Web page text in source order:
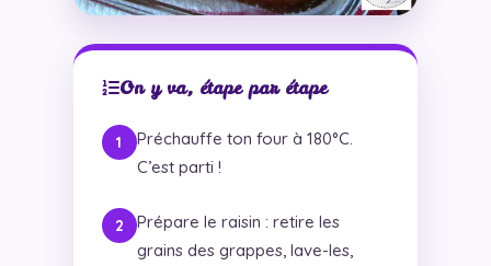
On y va, étape par étape
Préchauffe ton four à 180°C.
C’est parti !
Prépare le raisin : retire les
grains des grappes, lave-les,